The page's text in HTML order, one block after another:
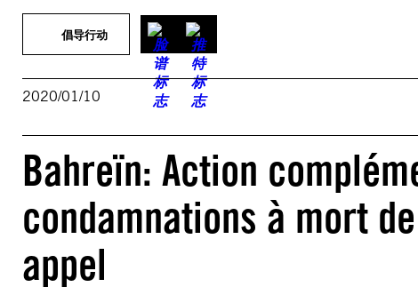
倡导行动
2020/01/10
Bahreïn: Action
condamnations à mort
appel